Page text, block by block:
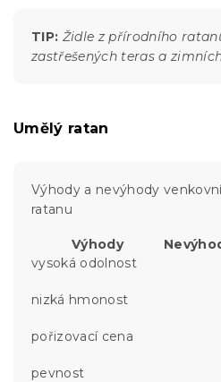
TIP: Židle z přírodního
zastřešených teras a
Umělý ratan
Výhody a nevýhody
ratanu
Výhody
vysoká odolnost
nizká hmonost
pořizovací cena
pevnost